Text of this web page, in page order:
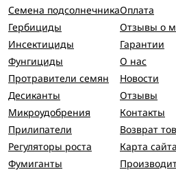
Семена подсолнечника
Гербициды
Инсектициды
Фунгициды
Протравители семян
Десиканты
Микроудобрения
Прилипатели
Регуляторы роста
Фумиганты
Оплата
Отзывы о
Гарантии
О нас
Новости
Отзывы
Контакты
Возврат
Карта сайта